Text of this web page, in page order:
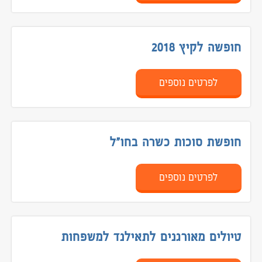
קירגיזסטן
הודו
וייטנאם וקמבודיה
תאילנד
הולנד בלגיה וצרפת משפחות
חופשה לקיץ 2018
לפרטים נוספים
חופשת סוכות כשרה בחו"ל
לפרטים נוספים
טיולים מאורגנים לתאילנד למשפחות